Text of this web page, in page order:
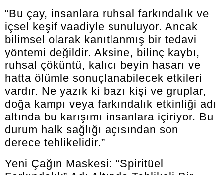
“Bu çay, insanlara ruhsal farkındalık ve
içsel keşif vaadiyle sunuluyor. Ancak
bilimsel olarak kanıtlanmış bir tedavi
yöntemi değildir. Aksine, bilinç kaybı,
ruhsal çöküntü, kalıcı beyin hasarı ve
hatta ölümle sonuçlanabilecek etkileri
vardır. Ne yazık ki bazı kişi ve gruplar,
doğa kampı veya farkındalık etkinliği adı
altında bu karışımı insanlara içiriyor. Bu
durum halk sağlığı açısından son
derece tehlikelidir.”
Yeni Çağın Maskesi: “Spiritüel